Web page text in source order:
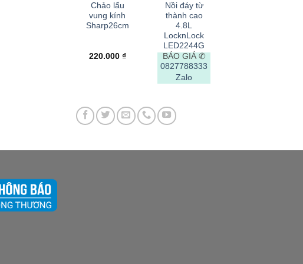
Chảo lẩu
vung kính
Sharp26cm
220.000 ₫
Nồi đáy từ
thành cao
4.8L
LocknLock
LED2244G
BÁO GIÁ ✆
0827788333
Zalo